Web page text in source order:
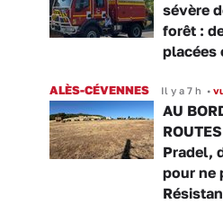
sévère
forêt :
placées
ALÈS-CÉVENNES Il y a 7 h •
AU
Pradel,
pour ne